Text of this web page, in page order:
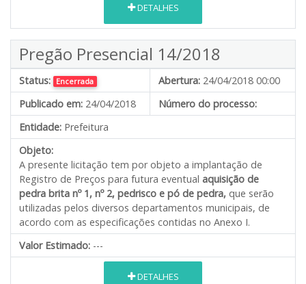
DETALHES
Pregão Presencial 14/2018
Status: Encerrada Abertura: 24/04/2018 00:00
Publicado em: 24/04/2018
Número do processo:
Entidade: Prefeitura
Objeto:
A presente licitação tem por objeto a implantação de
Registro de Preços para futura eventual aquisição de
pedra brita nº 1, nº 2, pedrisco e pó de pedra, que serão
utilizadas pelos diversos departamentos municipais, de
acordo com as especificações contidas no Anexo I.
Valor Estimado: ---
DETALHES